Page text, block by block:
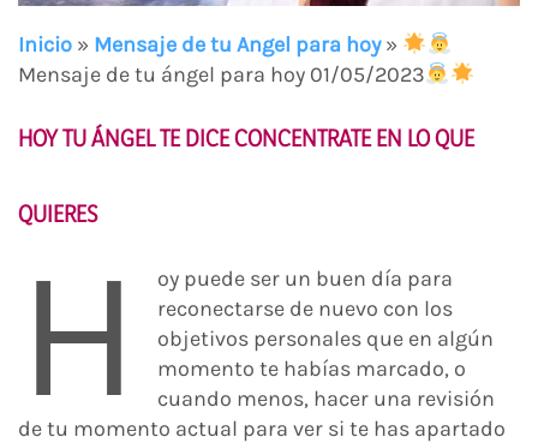
Inicio » Mensaje de tu Angel para hoy»
Mensaje de tu ángel para hoy 01/05/2023
HOY TU ÁNGEL TE DICE CONCENTRATE EN LO QUE
QUIERES
H
oy puede ser un buen día para
reconectarse de nuevo con los
objetivos personales que en algún
momento te habías marcado, o
cuando menos, hacer una revisión
de tu momento actual para ver si te has apartado